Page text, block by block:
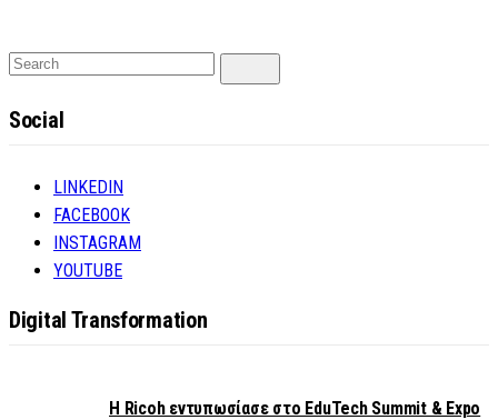
Search
Search
Social
LINKEDIN
FACEBOOK
INSTAGRAM
YOUTUBE
Digital Transformation
Η Ricoh εντυπωσίασε στο EduTech Summit & Expo